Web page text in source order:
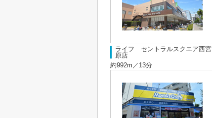
ライフ セントラルスクエア西宮
原店
約992m／13分